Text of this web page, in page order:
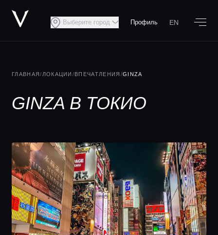
Выберите город Профиль EN
ГЛАВНАЯ/ ЛОКАЦИИ /ВПЕЧАТЛЕНИЯ /GINZA
GINZA В ТОКИО